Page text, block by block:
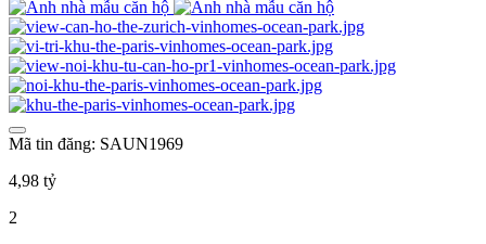
Mã tin đăng: SAUN1969
4,98 tỷ
2